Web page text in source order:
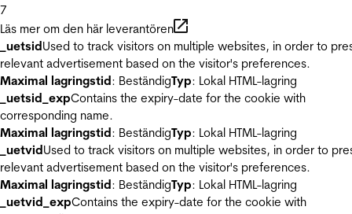
7
Läs mer om den här leverantören
_uetsidUsed to track visitors on multiple websites, in order to
relevant advertisement based on the visitor's preferences.
Maximal lagringstid: BeständigTyp: Lokal HTML-lagring
_uetsid_expContains the expiry-date for the cookie with
corresponding name.
Maximal lagringstid: BeständigTyp: Lokal HTML-lagring
_uetvidUsed to track visitors on multiple websites, in order to
relevant advertisement based on the visitor's preferences.
Maximal lagringstid: BeständigTyp: Lokal HTML-lagring
_uetvid_expContains the expiry-date for the cookie with